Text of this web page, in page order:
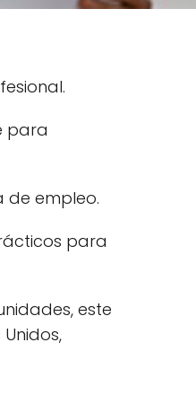
para
de empleo.
para
este